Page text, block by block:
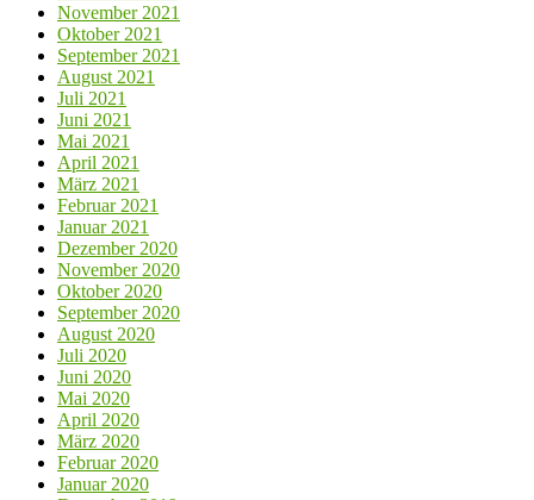
November 2021
Oktober 2021
September 2021
August 2021
Juli 2021
Juni 2021
Mai 2021
April 2021
März 2021
Februar 2021
Januar 2021
Dezember 2020
November 2020
Oktober 2020
September 2020
August 2020
Juli 2020
Juni 2020
Mai 2020
April 2020
März 2020
Februar 2020
Januar 2020